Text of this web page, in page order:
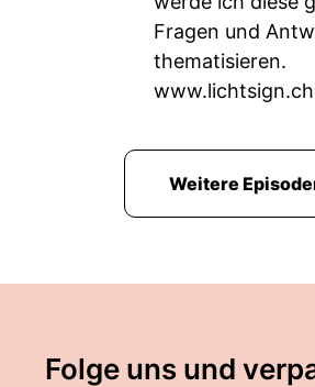
Fragen und
thematisieren.
www.lichtsign.ch
Weitere
Folge uns und